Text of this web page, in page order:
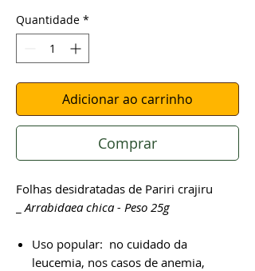
Quantidade *
Adicionar ao carrinho
Comprar
Folhas desidratadas de Pariri crajiru
Arrabidaea chica - Peso 25g
Uso popular: no cuidado da
leucemia, nos casos de anemia,